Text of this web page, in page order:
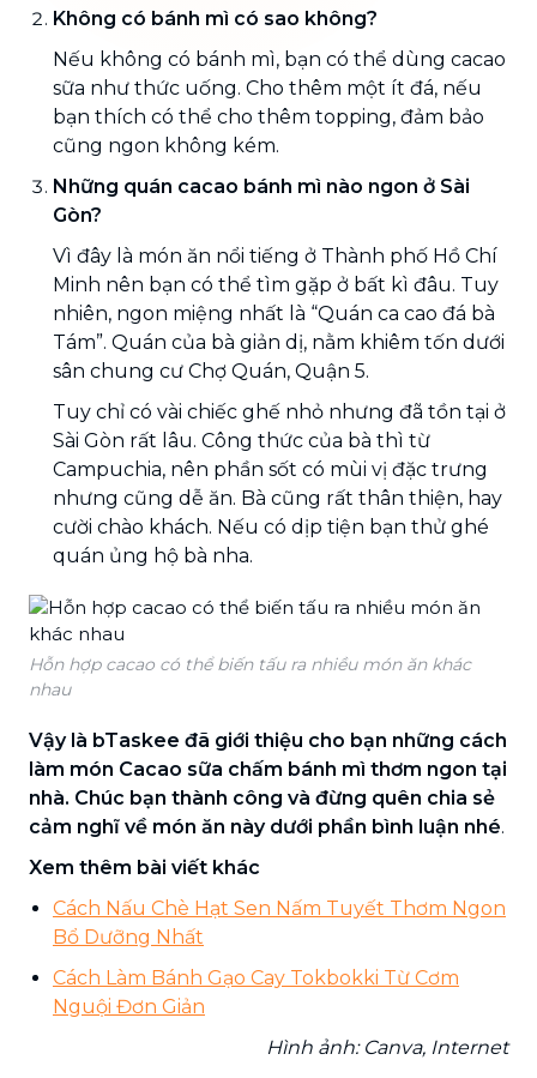
Không có bánh mì có sao không?
Nếu không có bánh mì, bạn có thể dùng cacao
sữa như thức uống. Cho thêm một ít đá, nếu
bạn thích có thể cho thêm topping, đảm bảo
cũng ngon không kém.
Những quán cacao bánh mì nào ngon ở Sài
Gòn?
Vì đây là món ăn nổi tiếng ở Thành phố Hồ Chí
Minh nên bạn có thể tìm gặp ở bất kì đâu. Tuy
nhiên, ngon miệng nhất là “Quán ca cao đá bà
Tám”. Quán của bà giản dị, nằm khiêm tốn dưới
sân chung cư Chợ Quán, Quận 5.
Tuy chỉ có vài chiếc ghế nhỏ nhưng đã tồn tại ở
Sài Gòn rất lâu. Công thức của bà thì từ
Campuchia, nên phần sốt có mùi vị đặc trưng
nhưng cũng dễ ăn. Bà cũng rất thân thiện, hay
cười chào khách. Nếu có dịp tiện bạn thử ghé
quán ủng hộ bà nha.
Hỗn hợp cacao có thể biến tấu ra nhiều món ăn khác
nhau
Vậy là bTaskee đã giới thiệu cho bạn những cách
làm món Cacao sữa chấm bánh mì thơm ngon tại
nhà. Chúc bạn thành công và đừng quên chia sẻ
cảm nghĩ về món ăn này dưới phần bình luận nhé.
Xem thêm bài viết khác
Cách Nấu Chè Hạt Sen Nấm Tuyết Thơm Ngon
Bổ Dưỡng Nhất
Cách Làm Bánh Gạo Cay Tokbokki Từ Cơm
Nguội Đơn Giản
Hình ảnh: Canva, Internet